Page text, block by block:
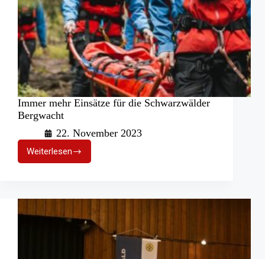
Immer mehr Einsätze für die Schwarzwälder
Bergwacht
22. November 2023
Weiterlesen
Immer
mehr
die
Schwarzwälder
Bergwacht